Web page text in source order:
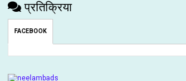
प्रतिक्रिया
FACEBOOK